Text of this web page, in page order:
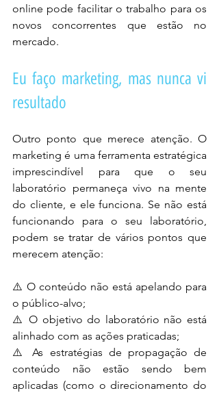
online pode facilitar o trabalho para os
novos concorrentes que estão no
mercado.
Eu faço marketing, mas nunca vi
resultado
Outro ponto que merece atenção. O
marketing é uma ferramenta estratégica
imprescindível para que o seu
laboratório permaneça vivo na mente
do cliente, e ele funciona. Se não está
funcionando para o seu laboratório,
podem se tratar de vários pontos que
merecem atenção:
⚠️ O conteúdo não está apelando para
o público-alvo;
⚠️ O objetivo do laboratório não está
alinhado com as ações praticadas;
⚠️ As estratégias de propagação de
conteúdo não estão sendo bem
aplicadas (como o direcionamento do